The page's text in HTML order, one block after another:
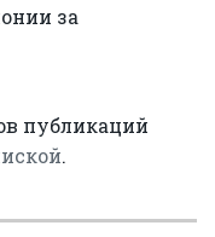
за
публикаций
.